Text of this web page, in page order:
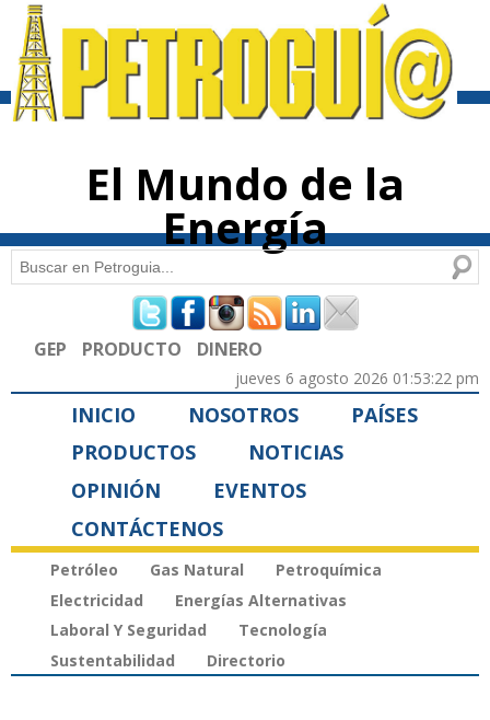
contenido
El Mundo de la
Energía
Formulario de búsqueda
Buscar
GEP PRODUCTO DINERO
jueves 6 agosto 2026 01:53:22 pm
INICIO NOSOTROS
PAÍSES
PRODUCTOS
NOTICIAS
OPINIÓN
EVENTOS
CONTÁCTENOS
Petróleo Gas Natural
Petroquímica
Electricidad
Energías Alternativas
Laboral Y Seguridad
Tecnología
Sustentabilidad
Directorio